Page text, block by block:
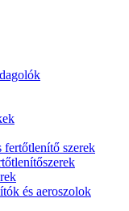
fertőtlenítő szerek
és aeroszolok